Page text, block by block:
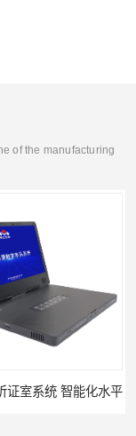
of the manufacturing
证室系统 智能化水平